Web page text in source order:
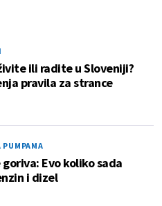
ili radite u Sloveniji?
pravila za strance
PUMPAMA
goriva: Evo koliko sada
i dizel